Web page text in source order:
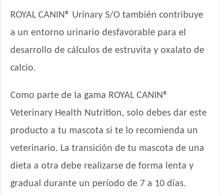
Nature Gatos Urinary
NutriCare Gato Adulto
Nutribon XQ Urinary
Nutrique Young Adult Cat Healthy Maintenance
Nutrique Young Adult Cat Sterilised / Healthy Weight
Old Prince Equilibrium Gato Adulto
Old Prince Equilibrium Gato Adulto Urinario
Old Prince Premium Gato Adulto
Old Prince Proteínas Noveles Gato Adulto Cordero y Arroz
Integral
ROYAL CANIN® Urinary S/O también contribuye
a un entorno urinario desfavorable para el
desarrollo de cálculos de estruvita y oxalato de
calcio.
Como parte de la gama ROYAL CANIN®
Veterinary Health Nutrition, solo debes dar este
producto a tu mascota si te lo recomienda un
veterinario. La transición de tu mascota de una
dieta a otra debe realizarse de forma lenta y
gradual durante un período de 7 a 10 días.